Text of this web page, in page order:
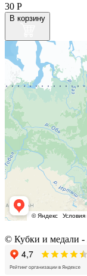
30 Р
В корзину
© Кубки и медали -